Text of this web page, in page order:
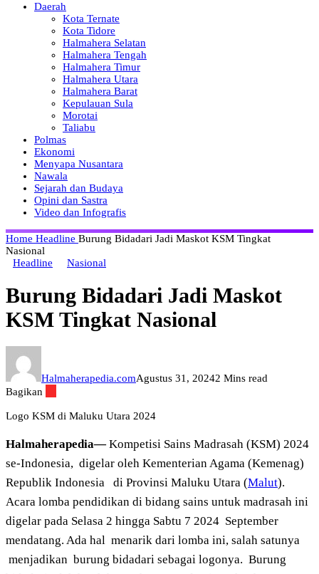
Daerah
Kota Ternate
Kota Tidore
Halmahera Selatan
Halmahera Tengah
Halmahera Timur
Halmahera Utara
Halmahera Barat
Kepulauan Sula
Morotai
Taliabu
Polmas
Ekonomi
Menyapa Nusantara
Nawala
Sejarah dan Budaya
Opini dan Sastra
Video dan Infografis
Home Headline Burung Bidadari Jadi Maskot KSM Tingkat
Nasional
Headline
Nasional
Burung Bidadari Jadi Maskot
KSM Tingkat Nasional
Halmaherapedia.comAgustus 31, 20242 Mins read
Bagikan
Logo KSM di Maluku Utara 2024
Halmaherapedia—Kompetisi Sains Madrasah (KSM) 2024
se-Indonesia, digelar oleh Kementerian Agama (Kemenag)
Republik Indonesia di Provinsi Maluku Utara (Malut).
Acara lomba pendidikan di bidang sains untuk madrasah ini
digelar pada Selasa 2 hingga Sabtu 7 2024 September
mendatang. Ada hal menarik dari lomba ini, salah satunya
menjadikan burung bidadari sebagai logonya. Burung